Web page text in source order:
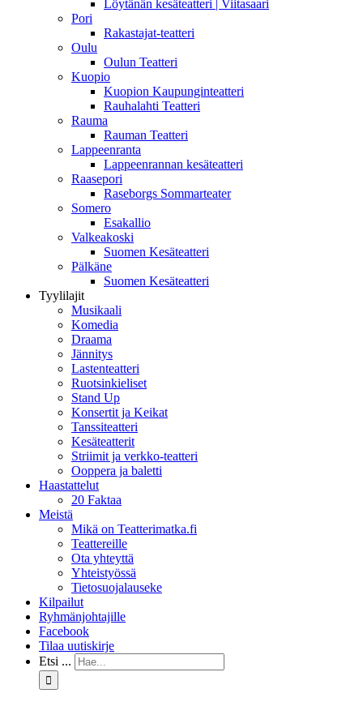
Löytänän kesäteatteri | Viitasaari
Pori
Rakastajat-teatteri
Oulu
Oulun Teatteri
Kuopio
Kuopion Kaupunginteatteri
Rauhalahti Teatteri
Rauma
Rauman Teatteri
Lappeenranta
Lappeenrannan kesäteatteri
Raasepori
Raseborgs Sommarteater
Somero
Esakallio
Valkeakoski
Suomen Kesäteatteri
Pälkäne
Suomen Kesäteatteri
Tyylilajit
Musikaali
Komedia
Draama
Jännitys
Lastenteatteri
Ruotsinkieliset
Stand Up
Konsertit ja Keikat
Tanssiteatteri
Kesäteatterit
Striimit ja verkko-teatteri
Ooppera ja baletti
Haastattelut
20 Faktaa
Meistä
Mikä on Teatterimatka.fi
Teattereille
Ota yhteyttä
Yhteistyössä
Tietosuojalauseke
Kilpailut
Ryhmänjohtajille
Facebook
Tilaa uutiskirje
Etsi ...